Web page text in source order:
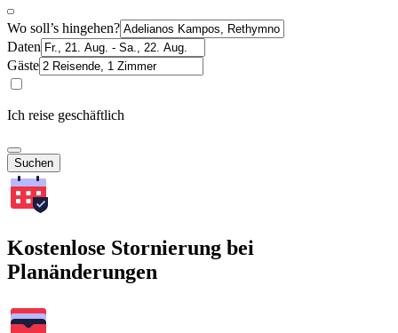
Wo soll’s hingehen?
Daten
Gäste
Ich reise geschäftlich
Suchen
Kostenlose Stornierung bei
Planänderungen